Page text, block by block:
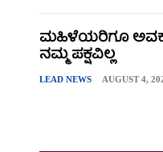
ಮಹಿಳೆಯರಿಗೂ
ನಮ್ಮ ಪಕ್ಷವಿಲ್ಲ
LEAD NEWS AUGUST 4,